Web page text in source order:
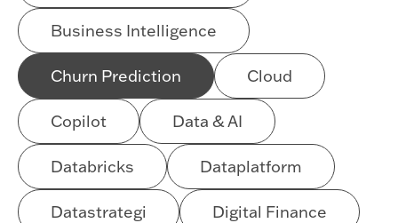
Business Intelligence
Churn Prediction Cloud
Copilot Data & AI
Databricks Dataplatform
Datastrategi Digital Finance